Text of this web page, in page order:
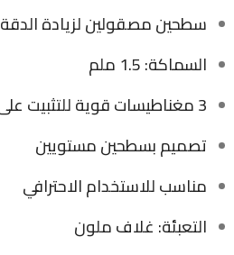
سطحين مصقولين لزيادة الدقة
السماكة: 1.5 ملم
3 مغناطيسات قوية للتثبيت على المعدن
تصميم بسطحين مستويين
مناسب للاستخدام الاحترافي
التعبئة: غلاف ملون